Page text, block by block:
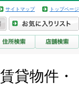
サイトマップ トップページ
貸物件・